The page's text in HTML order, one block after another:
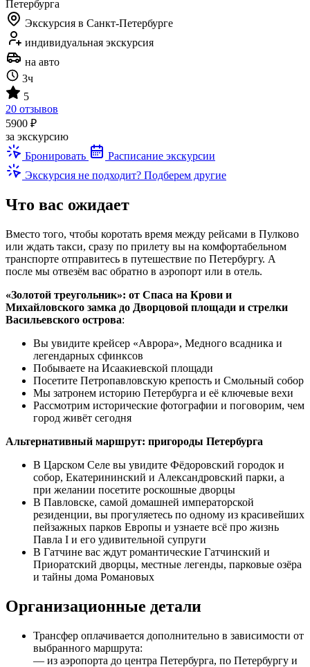
Экскурсия в Санкт-Петербурге
индивидуальная экскурсия
на авто
3ч
5
20 отзывов
5900 ₽
за экскурсию
Бронировать
Расписание экскурсии
Экскурсия не подходит? Подберем другие
Что вас ожидает
Вместо того, чтобы коротать время между рейсами в Пулково
или ждать такси, сразу по прилету вы на комфортабельном
транспорте отправитесь в путешествие по Петербургу. А
после мы отвезём вас обратно в аэропорт или в отель.
«Золотой треугольник»: от Спаса на Крови и
Михайловского замка до Дворцовой площади и стрелки
Васильевского острова:
Вы увидите крейсер «Аврора», Медного всадника и
легендарных сфинксов
Побываете на Исаакиевской площади
Посетите Петропавловскую крепость и Смольный собор
Мы затронем историю Петербурга и её ключевые вехи
Рассмотрим исторические фотографии и поговорим, чем
город живёт сегодня
Альтернативный маршрут: пригороды Петербурга
В Царском Селе вы увидите Фёдоровский городок и
собор, Екатерининский и Александровский парки, а
при желании посетите роскошные дворцы
В Павловске, самой домашней императорской
резиденции, вы прогуляетесь по одному из красивейших
пейзажных парков Европы и узнаете всё про жизнь
Павла I и его удивительной супруги
В Гатчине вас ждут романтические Гатчинский и
Приоратский дворцы, местные легенды, парковые озёра
и тайны дома Романовых
Организационные детали
Трансфер оплачивается дополнительно в зависимости от
выбранного маршрута:
— из аэропорта до центра Петербурга, по Петербургу и